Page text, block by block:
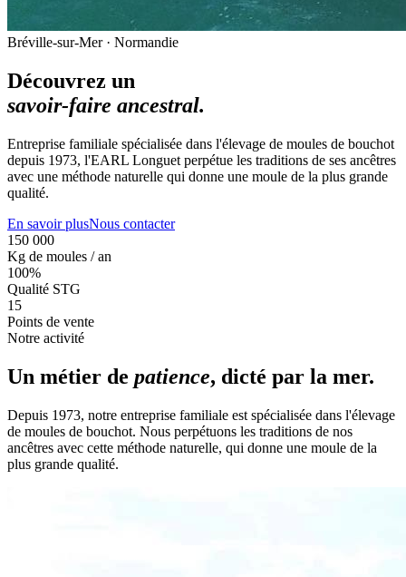
Bréville-sur-Mer · Normandie
Découvrez un
savoir-faire ancestral.
Entreprise familiale spécialisée dans l'élevage de moules de bouchot
depuis 1973, l'EARL Longuet perpétue les traditions de ses ancêtres
avec une méthode naturelle qui donne une moule de la plus grande
qualité.
En savoir plusNous contacter
150 000
Kg de moules / an
100%
Qualité STG
15
Points de vente
Notre activité
Un métier de patience, dicté par la mer.
Depuis 1973, notre entreprise familiale est spécialisée dans l'élevage
de moules de bouchot. Nous perpétuons les traditions de nos
ancêtres avec cette méthode naturelle, qui donne une moule de la
plus grande qualité.